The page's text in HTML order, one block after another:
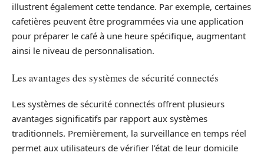
illustrent également cette tendance. Par exemple, certaines
cafetières peuvent être programmées via une application
pour préparer le café à une heure spécifique, augmentant
ainsi le niveau de personnalisation.
Les avantages des systèmes de sécurité connectés
Les systèmes de sécurité connectés offrent plusieurs
avantages significatifs par rapport aux systèmes
traditionnels. Premièrement, la surveillance en temps réel
permet aux utilisateurs de vérifier l’état de leur domicile